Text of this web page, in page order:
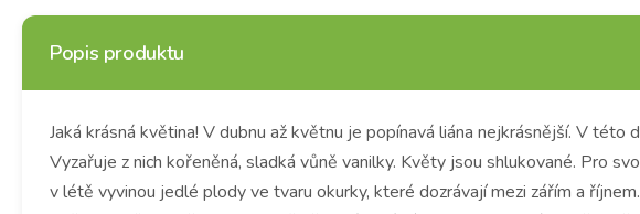
Popis produktu
Jaká krásná květina! V dubnu až květnu je popínavá liána nejkrásnější. V
Vyzařuje z nich kořeněná, sladká vůně vanilky. Květy jsou shlukované. Pro
v létě vyvinou jedlé plody ve tvaru okurky, které dozrávají mezi zářím a